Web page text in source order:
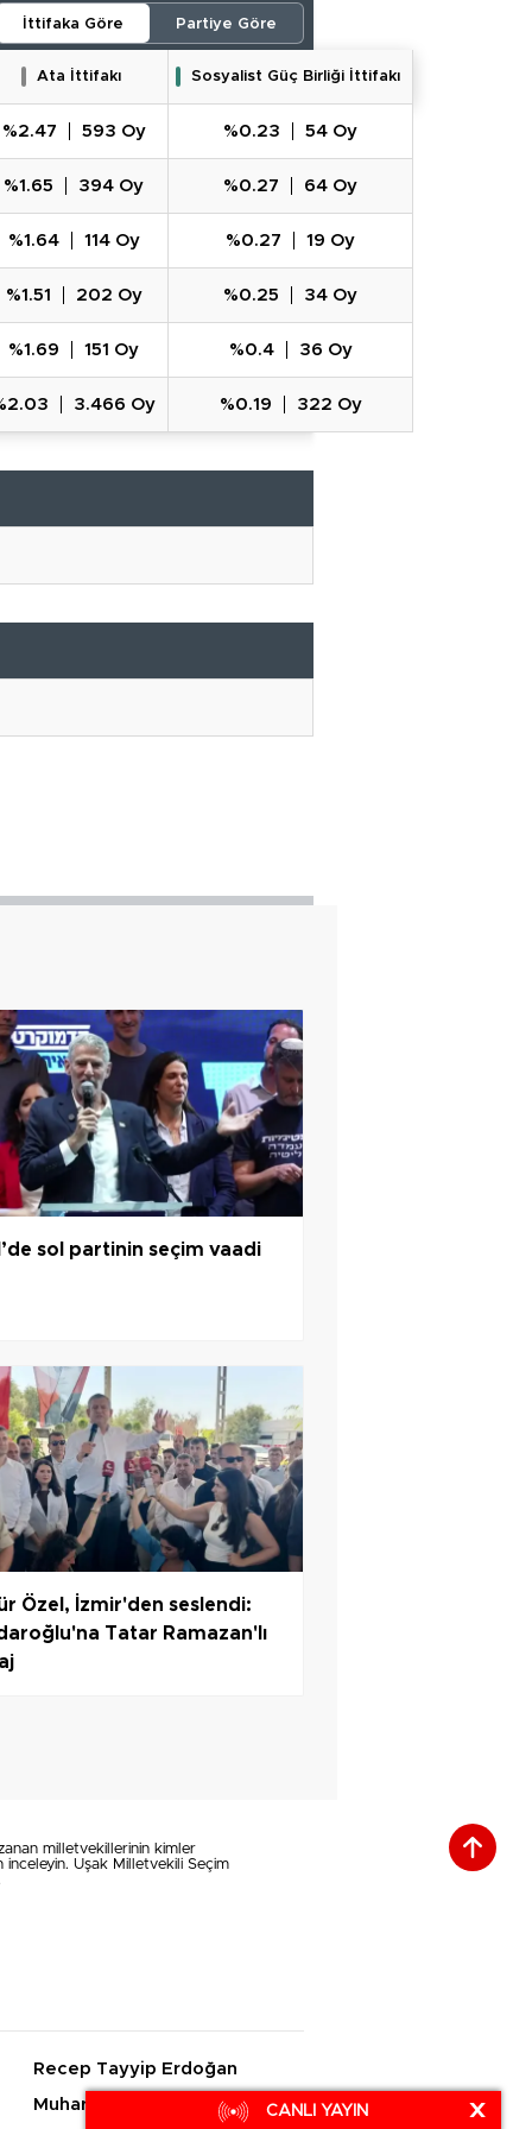
İttifaka Göre Partiye Göre
Ata İttifakı Sosyalist Güç Birliği İttifakı
%2.47 593 Oy %0.23 54 Oy
%1.65 394 Oy %0.27 64 Oy
%1.64 114 Oy %0.27 19 Oy
%1.51 202 Oy %0.25 34 Oy
%1.69 151 Oy %0.4 36 Oy
3.466 Oy %0.19 322 Oy
sol partinin seçim vaadi
Özel, İzmir'den seslendi:
Tatar Ramazan'lı
milletvekillerinin kimler
inceleyin. Uşak Milletvekili Seçim
Recep Tayyip Erdoğan
Muharrem İnce
CANLI YAYIN X